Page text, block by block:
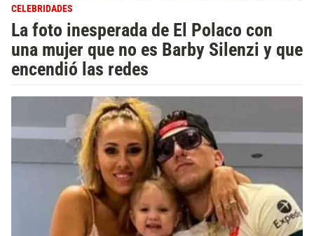
CELEBRIDADES
La foto inesperada de El Polaco con
una mujer que no es Barby Silenzi y que
encendió las redes